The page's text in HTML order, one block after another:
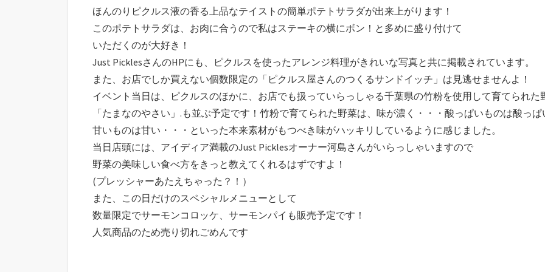
ほんのりピクルス液の香る上品なテイストの簡単ポテトサラダが出来上がります！
このポテトサラダは、お肉に合うので私はステーキの横にボン！と多めに盛り付けて
いただくのが大好き！
Just PicklesさんのHPにも、ピクルスを使ったアレンジ料理がきれいな写真と共に掲載されています。
また、お店でしか買えない個数限定の「ピクルス屋さんのつくるサンドイッチ」は見逃せませんよ！
イベント当日は、ピクルスのほかに、お店でも扱っていらっしゃる千葉県の竹粉を使用して育てられた
「たまなのやさい」.も並ぶ予定です！竹粉で育てられた野菜は、味が濃く・・・酸っぱいものは酸っぱ
甘いものは甘い・・・といった本来素材がもつべき味がハッキリしているように感じました。
当日店頭には、アイディア満載のJust Picklesオーナー河島さんがいらっしゃいますので
野菜の美味しい食べ方をきっと教えてくれるはずですよ！
(プレッシャーあたえちゃった？！）
また、この日だけのスペシャルメニューとして
数量限定でサーモンコロッケ、サーモンパイも販売予定です！
人気商品のため売り切れごめんです